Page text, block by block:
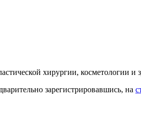
хирургии, косметологии
зарегистрировавшись, на